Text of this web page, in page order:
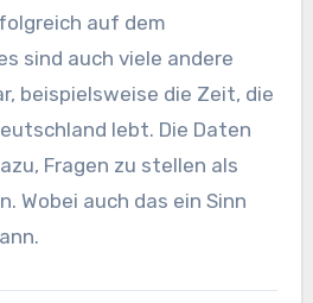
auf dem
sind auch viele andere
beispielsweise die Zeit, die
lebt. Die Daten
Fragen zu stellen als
Wobei auch das ein Sinn